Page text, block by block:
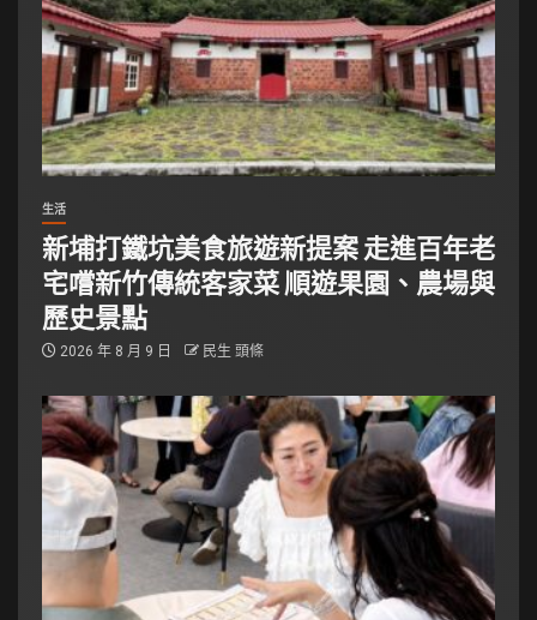
生活
新埔打鐵坑美食旅遊新提案 走進百年老
宅嚐新竹傳統客家菜 順遊果園、農場與
歷史景點
2026 年 8 月 9 日 民生 頭條